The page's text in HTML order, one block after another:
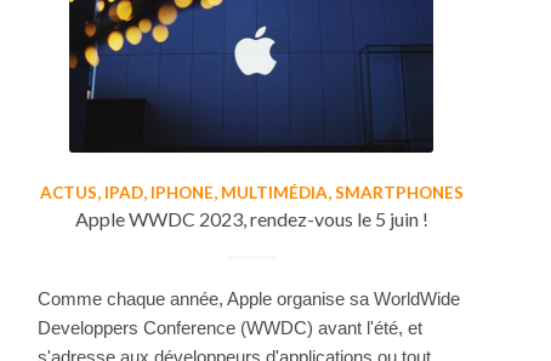
ACTUS, IPAD, IPHONE, MULTIMÉDIA,SMARTPHONES
Apple WWDC 2023, rendez-vous le 5 juin !
Comme chaque année, Apple organise sa WorldWide
Developpers Conference (WWDC) avant l'été, et
s'adresse aux développeurs d'applications ou tout